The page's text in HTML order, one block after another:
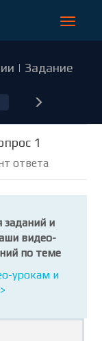
Toggle
| Задание
1
ответа
заданий и
видео-
по теме
урокам и